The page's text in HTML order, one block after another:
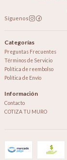
Síguenos
Categorías
Preguntas Frecuentes
Términos de Servicio
Política de reembolso
Política de Envío
Información
Contacto
COTIZA TU MURO